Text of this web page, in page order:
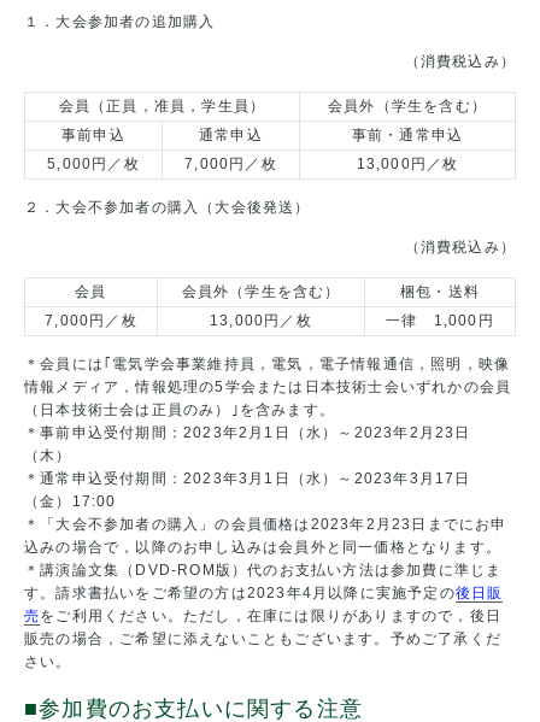
１．大会参加者の追加購入
（消費税込み）
会員（正員，准員，学生員）
会員外（学生を含む）
事前申込
通常申込
事前・通常申込
5,000円／枚
7,000円／枚 13,000円／枚
２．大会不参加者の購入（大会後発送）
（消費税込み）
会員 会員外（学生を含む）
梱包・送料
7,000円／枚
13,000円／枚 一律 1,000円
＊会員には｢電気学会事業維持員，電気，電子情報通信，照明，映像
情報メディア，情報処理の5学会または日本技術士会いずれかの会員
（日本技術士会は正員のみ）｣を含みます。
＊事前申込受付期間：2023年2月1日（水）～2023年2月23日
（木）
＊通常申込受付期間：2023年3月1日（水）～2023年3月17日
（金）17:00
＊「大会不参加者の購入」の会員価格は2023年2月23日までにお申
込みの場合で，以降のお申し込みは会員外と同一価格となります。
＊講演論文集（DVD-ROM版）代のお支払い方法は参加費に準じま
す。請求書払いをご希望の方は2023年4月以降に実施予定の後日販
売をご利用ください。ただし，在庫には限りがありますので，後日
販売の場合，ご希望に添えないこともございます。予めご了承くだ
さい。
■参加費のお支払いに関する注意